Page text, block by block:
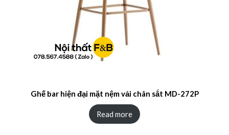
Ghế bar hiện đại mặt nệm vải chân sắt MD-272P
Read more